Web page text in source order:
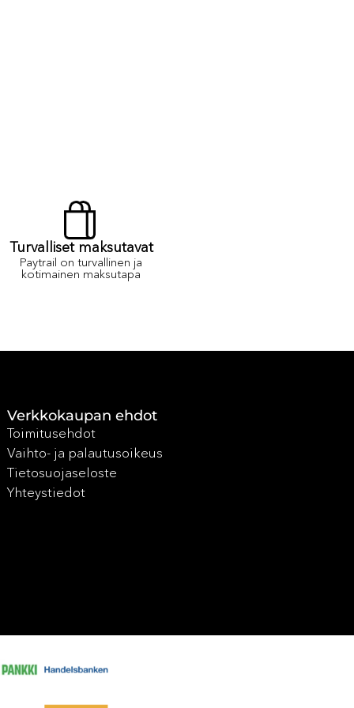
Turvalliset maksutavat
Paytrail on turvallinen ja
kotimainen maksutapa
Verkkokaupan ehdot
Toimitusehdot
Vaihto- ja palautusoikeus
Tietosuojaseloste
Yhteystiedot